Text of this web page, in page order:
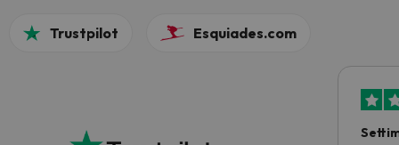
Trustpilot Esquiades.com